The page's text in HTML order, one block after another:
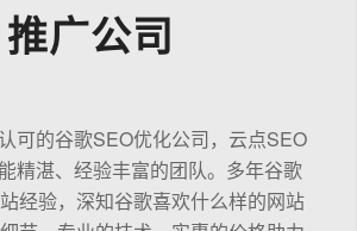
推广公司
可的谷歌SEO优化公司，云点SEO
精湛、经验丰富的团队。多年谷歌
经验，深知谷歌喜欢什么样的网站